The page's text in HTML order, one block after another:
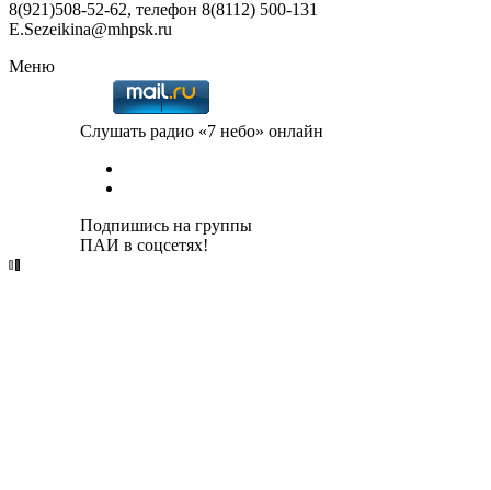
8(921)508-52-62, телефон 8(8112) 500-131
E.Sezeikina@mhpsk.ru
Меню
Слушать радио «7 небо» онлайн
Подпишись на группы
ПАИ в соцсетях!